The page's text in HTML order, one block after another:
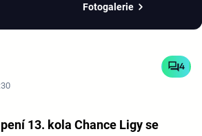
Fotogalerie
4
13. kola Chance Ligy se